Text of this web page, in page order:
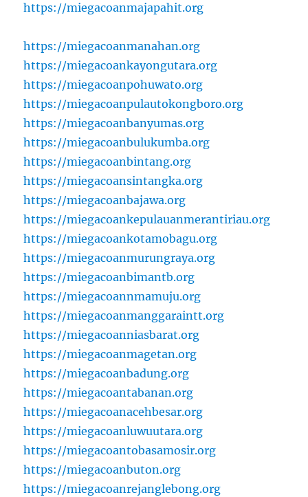
https://miegacoanmajapahit.org
https://miegacoanmanahan.org
https://miegacoankayongutara.org
https://miegacoanpohuwato.org
https://miegacoanpulautokongboro.org
https://miegacoanbanyumas.org
https://miegacoanbulukumba.org
https://miegacoanbintang.org
https://miegacoansintangka.org
https://miegacoanbajawa.org
https://miegacoankepulauanmerantiriau.org
https://miegacoankotamobagu.org
https://miegacoanmurungraya.org
https://miegacoanbimantb.org
https://miegacoannmamuju.org
https://miegacoanmanggaraintt.org
https://miegacoanniasbarat.org
https://miegacoanmagetan.org
https://miegacoanbadung.org
https://miegacoantabanan.org
https://miegacoanacehbesar.org
https://miegacoanluwuutara.org
https://miegacoantobasamosir.org
https://miegacoanbuton.org
https://miegacoanrejanglebong.org